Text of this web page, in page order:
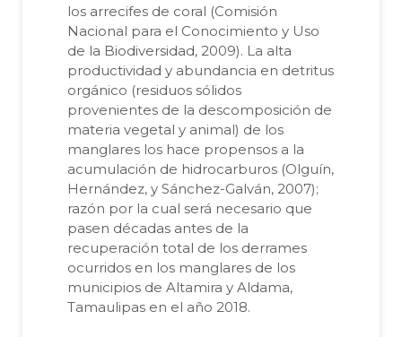
los arrecifes de coral (Comisión
Nacional para el Conocimiento y Uso
de la Biodiversidad, 2009). La alta
productividad y abundancia en detritus
orgánico (residuos sólidos
provenientes de la descomposición de
materia vegetal y animal) de los
manglares los hace propensos a la
acumulación de hidrocarburos (Olguín,
Hernández, y Sánchez-Galván, 2007);
razón por la cual será necesario que
pasen décadas antes de la
recuperación total de los derrames
ocurridos en los manglares de los
municipios de Altamira y Aldama,
Tamaulipas en el año 2018.